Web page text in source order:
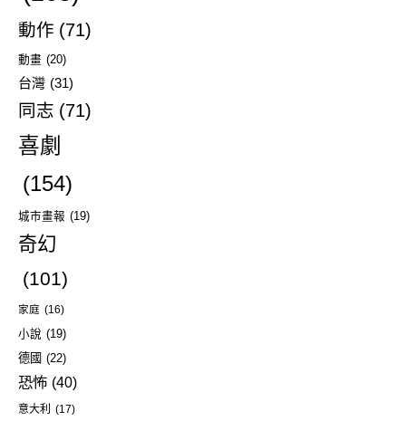
動作 (71)
動畫 (20)
台灣 (31)
同志 (71)
喜劇
(154)
城市畫報 (19)
奇幻
(101)
家庭 (16)
小說 (19)
德國 (22)
恐怖 (40)
意大利 (17)